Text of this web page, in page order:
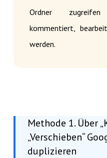
Ordner
kommentiert,
werden.
Methode 1. Über
„Verschieben“
duplizieren